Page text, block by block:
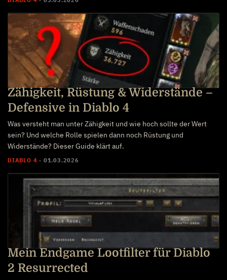
Zähigkeit, Rüstung & Widerstände –
Defensive in Diablo 4
Was versteht man unter Zähigkeit und wie hoch sollte der Wert
sein? Und welche Rolle spielen dann noch Rüstung und
Widerstände? Dieser Guide klärt auf.
DIABLO 4 · 01.03.2026
Mein Endgame Lootfilter für Diablo
2 Resurrected